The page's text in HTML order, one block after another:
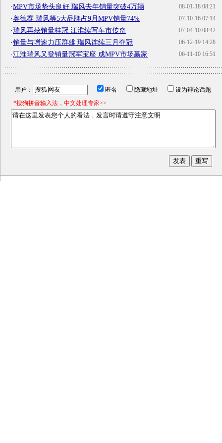
08-01-18 08:21
·MPV市场势头良好 瑞风去年销量突破4万辆
07-10-16 07:14
·奥德赛 瑞风等5大品牌占9月MPV销量74%
07-04-10 08:42
·瑞风再获销量桂冠 江淮续写车市传奇
06-12-19 14:28
·销量与增速力压群雄 瑞风连续三月夺冠
06-11-10 16:51
·江淮瑞风又登销量冠军宝座 成MPV市场赢家
用户： 匿名 隐藏地址
设为辩论话题
*搜狗拼音输入法，中文处理专家>>